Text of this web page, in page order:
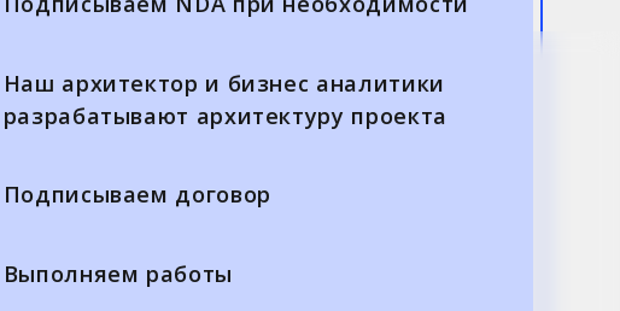
Наш архитектор и бизнес аналитики
разрабатывают архитектуру проекта
Подписываем договор
Выполняем работы